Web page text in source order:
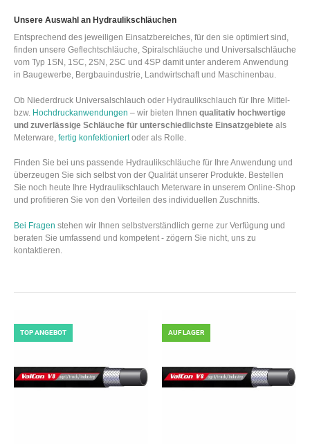
Unsere Auswahl an Hydraulikschläuchen
Entsprechend des jeweiligen Einsatzbereiches, für den sie optimiert sind,
finden unsere Geflechtschläuche, Spiralschläuche und Universalschläuche
vom Typ 1SN, 1SC, 2SN, 2SC und 4SP damit unter anderem Anwendung
in Baugewerbe, Bergbauindustrie, Landwirtschaft und Maschinenbau.
Ob Niederdruck Universalschlauch oder Hydraulikschlauch für Ihre Mittel-
bzw. Hochdruckanwendungen – wir bieten Ihnen qualitativ hochwertige
und zuverlässige Schläuche für unterschiedlichste Einsatzgebiete als
Meterware, fertig konfektioniertoder als Rolle.
Finden Sie bei uns passende Hydraulikschläuche für Ihre Anwendung und
überzeugen Sie sich selbst von der Qualität unserer Produkte. Bestellen
Sie noch heute Ihre Hydraulikschlauch Meterware in unserem Online-Shop
und profitieren Sie von den Vorteilen des individuellen Zuschnitts.
Bei Fragen stehen wir Ihnen selbstverständlich gerne zur Verfügung und
beraten Sie umfassend und kompetent - zögern Sie nicht, uns zu
kontaktieren.
TOP ANGEBOT AUF LAGER